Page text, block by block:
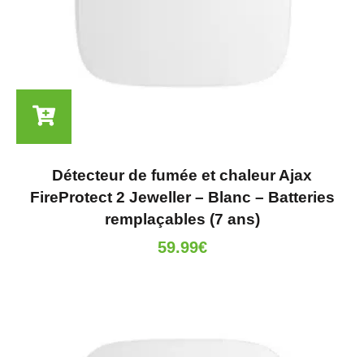
Détecteur de fumée et chaleur Ajax
FireProtect 2 Jeweller – Blanc – Batteries
remplaçables (7 ans)
59.99€